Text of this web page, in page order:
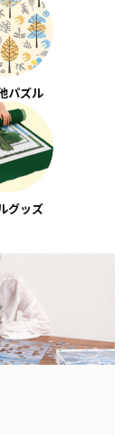
パズル
グッズ